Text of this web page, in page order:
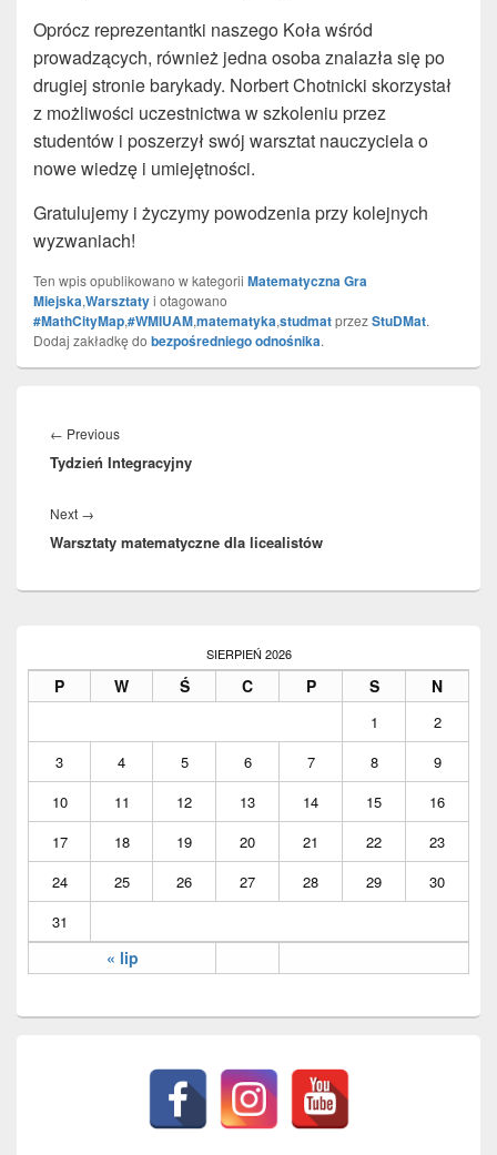
Oprócz reprezentantki naszego Koła wśród
prowadzących, również jedna osoba znalazła się po
drugiej stronie barykady. Norbert Chotnicki skorzystał
z możliwości uczestnictwa w szkoleniu przez
studentów i poszerzył swój warsztat nauczyciela o
nowe wiedzę i umiejętności.
Gratulujemy i życzymy powodzenia przy kolejnych
wyzwaniach!
Ten wpis opublikowano w kategorii Matematyczna Gra
Miejska,Warsztatyi otagowano
#MathCityMap,#WMIUAM,matematyka,studmatprzezStuDMat.
Dodaj zakładkę do bezpośredniego odnośnika.
wpisu
← Previous
post:
Tydzień Integracyjny
Next →
post:
Warsztaty matematyczne dla licealistów
Widget
SIERPIEŃ 2026
P W Ś C P S N
« lip
1
2
3
4 5 6 7 8
9
10
11 12 13 14 15
16
17
18 19 20 21 22
23
24
25 26 27 28 29
30
31